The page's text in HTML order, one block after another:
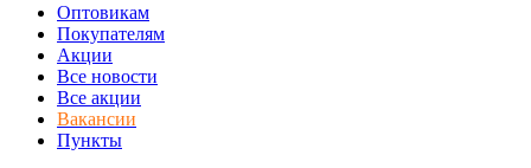
Оптовикам
Покупателям
Акции
Все новости
Все акции
Вакансии
Пункты